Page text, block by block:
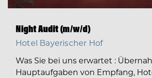
Night Audit (m/w/d)
Hotel Bayerischer Hof
Was Sie bei uns erwartet :
Hauptaufgaben von Empfang,